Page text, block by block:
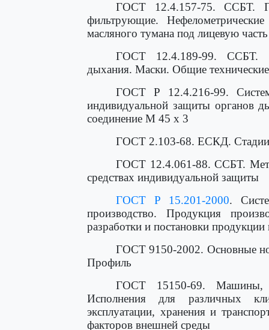
ГОСТ 12.4.157-75. ССБТ.
фильтрующие.
масляного тумана под лицевую часть
ГОСТ 12.4.189-99. ССБТ.
дыхания. Маски. Общие
ГОСТ Р 12.4.216-99.
индивидуальной защиты органов
соединение М 45 х 3
ГОСТ 2.103-68. ЕСКД. Стадии
ГОСТ 12.4.061-88. ССБТ.
средствах индивидуальной защиты
ГОСТ Р 15.201-2000.
производство. Продукция
разработки и постановки продукции
ГОСТ 9150-2002. Основные
Профиль
ГОСТ 15150-69. Машины,
Исполнения для различных
эксплуатации, хранения и
факторов внешней среды